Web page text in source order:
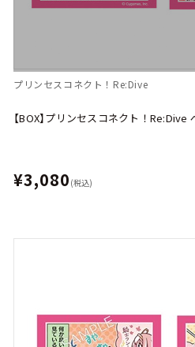
プリンセスコネクト！Re:Dive
【BOX】プリンセスコネクト！
¥3,080 (税込)